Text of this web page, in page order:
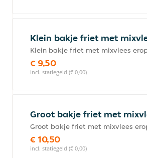
Klein bakje friet met
Klein bakje friet met mixvlees
€ 9,50
incl. statiegeld (€ 0,00)
Groot bakje friet met
Groot bakje friet met mixvlees
€ 10,50
incl. statiegeld (€ 0,00)